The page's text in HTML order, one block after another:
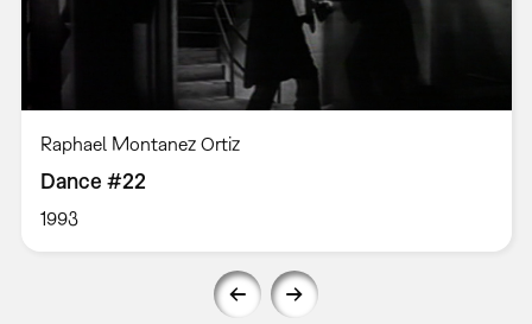
Raphael Montanez Ortiz
Dance #22
1993